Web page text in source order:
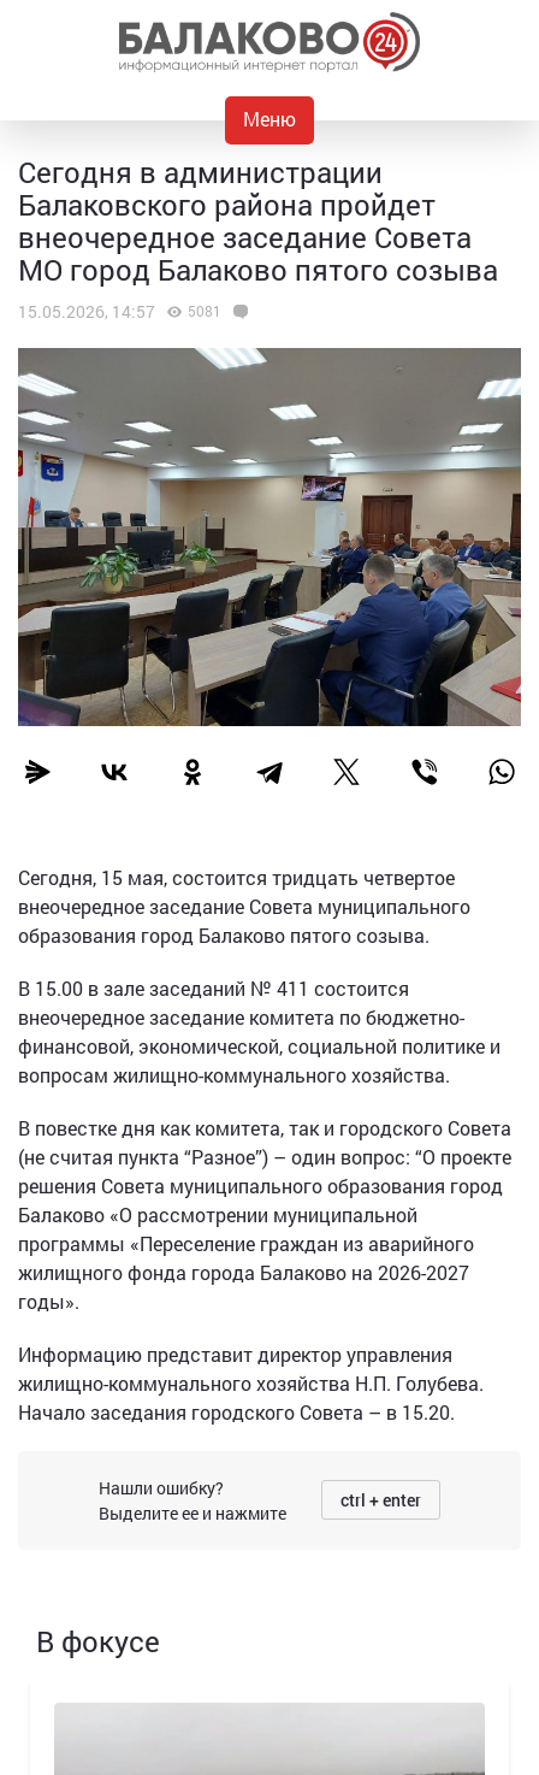
Меню
Сегодня в администрации
Балаковского района пройдет
внеочередное заседание Совета
МО город Балаково пятого созыва
15.05.2026, 14:57 5081
Сегодня, 15 мая, состоится тридцать четвертое
внеочередное заседание Совета муниципального
образования город Балаково пятого созыва.
В 15.00 в зале заседаний № 411 состоится
внеочередное заседание комитета по бюджетно-
финансовой, экономической, социальной политике и
вопросам жилищно-коммунального хозяйства.
В повестке дня как комитета, так и городского Совета
(не считая пункта “Разное”) – один вопрос: “О проекте
решения Совета муниципального образования город
Балаково «О рассмотрении муниципальной
программы «Переселение граждан из аварийного
жилищного фонда города Балаково на 2026-2027
годы».
Информацию представит директор управления
жилищно-коммунального хозяйства Н.П. Голубева.
Начало заседания городского Совета – в 15.20.
Нашли ошибку?
Выделите ее и нажмите
ctrl + enter
В фокусе